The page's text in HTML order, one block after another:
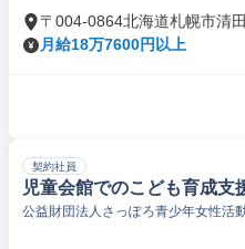
〒004-0864北海道札幌市清
月給18万7600円以上
契約社員
児童会館でのこども育成支
公益財団法人さっぽろ青少年女性活